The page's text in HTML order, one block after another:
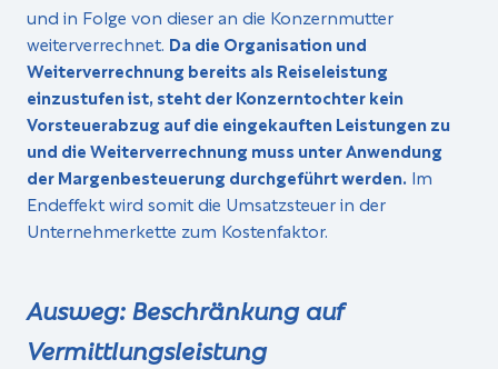
und in Folge von dieser an die Konzernmutter
weiterverrechnet. Da die Organisation und
Weiterverrechnung bereits als Reiseleistung
einzustufen ist, steht der Konzerntochter kein
Vorsteuerabzug auf die eingekauften Leistungen zu
und die Weiterverrechnung muss unter Anwendung
der Margenbesteuerung durchgeführt werden. Im
Endeffekt wird somit die Umsatzsteuer in der
Unternehmerkette zum Kostenfaktor.
Ausweg: Beschränkung auf
Vermittlungsleistung